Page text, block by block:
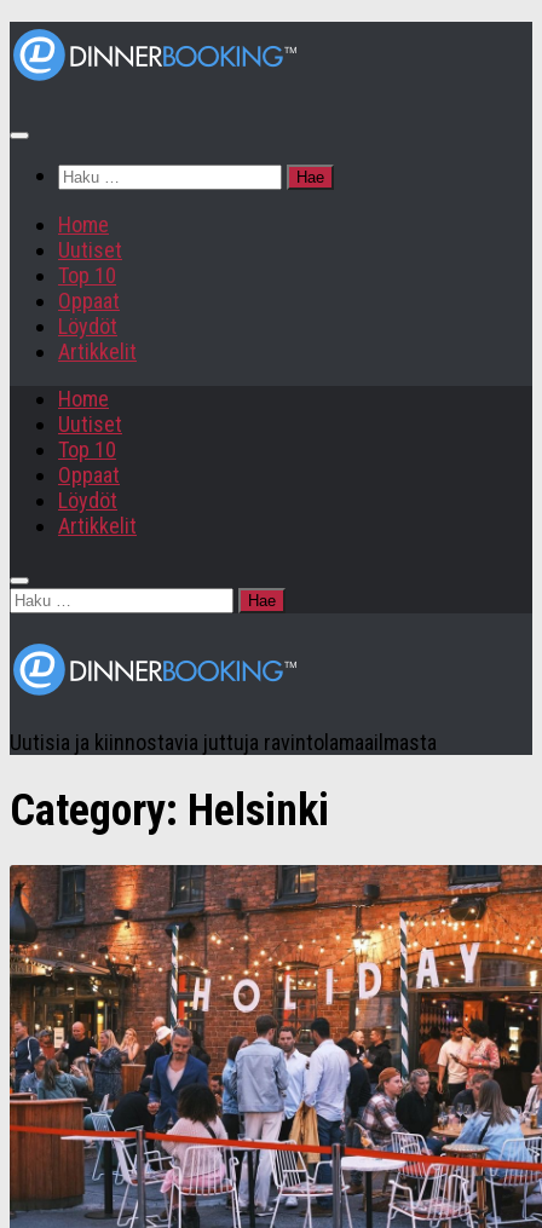
Haku:
Home
Uutiset
Top 10
Oppaat
Löydöt
Artikkelit
Home
Uutiset
Top 10
Oppaat
Löydöt
Artikkelit
Haku:
Uutisia ja kiinnostavia juttuja ravintolamaailmasta
Category: Helsinki